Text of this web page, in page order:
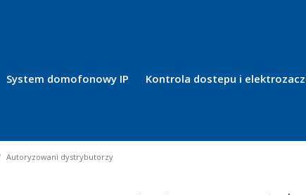
System domofonowy IP Kontrola dostepu i
Autoryzowani dystrybutorzy